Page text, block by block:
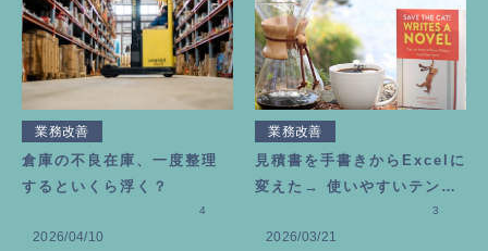
業務改善
倉庫の不良在庫、一度整理
するといくら浮く？
2026/04/10
4
業務改善
見積書を手書きからExcelに
変えた→ 使いやすいテンプ
2026/03/21
3